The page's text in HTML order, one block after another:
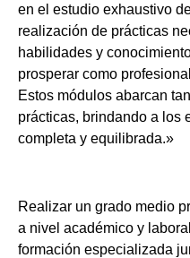
en el estudio exhaustivo
realización de prácticas
habilidades y
prosperar como
Estos módulos abarcan
prácticas, brindando a los
completa y equilibrada.»
Realizar un grado medio
a nivel académico y
formación especializada